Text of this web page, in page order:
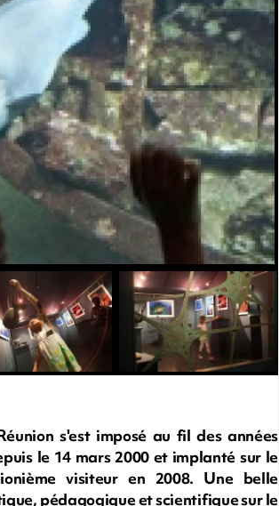
s'est imposé au fil des années
le 14 mars 2000 et implanté sur le
visiteur en 2008. Une belle
pédagogique et scientifique sur le